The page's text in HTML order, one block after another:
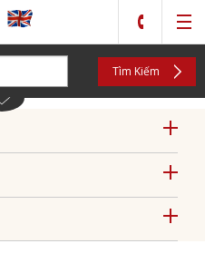
Tìm Kiếm